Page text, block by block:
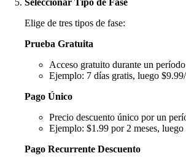
Seleccionar Tipo de Fase
Elige de tres tipos de fase:
Prueba Gratuita
Acceso gratuito durante un
Ejemplo: 7 días gratis, luego
Pago Único
Precio descuento único por un
Ejemplo: $1.99 por 2 meses, luego
Pago Recurrente Descuento